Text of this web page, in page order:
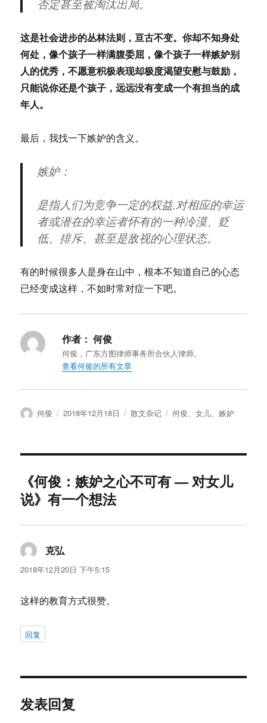
否定甚至被淘汰出局。
这是社会进步的丛林法则，亘古不变。你却不知身处
何处，像个孩子一样满腹委屈，像个孩子一样嫉妒别
人的优秀，不愿意积极表现却极度渴望安慰与鼓励，
只能说你还是个孩子，远远没有变成一个有担当的成
年人。
最后，我找一下嫉妒的含义。
嫉妒：
是指人们为竞争一定的权益,对相应的幸运
者或潜在的幸运者怀有的一种冷漠、贬
低、排斥、甚至是敌视的心理状态。
有的时候很多人是身在山中，根本不知道自己的心态
已经变成这样，不如时常对症一下吧。
作者： 何俊
何俊，广东方图律师事务所合伙人律师。
查看何俊的所有文章
作
何俊
发
2018年12月18日
分
散文杂记
标
何俊、女儿、嫉妒
《何俊：嫉妒之心不可有 — 对女儿
说》有一个想法
克弘
道：
2018年12月20日 下午5:15
这样的教育方式很赞。
回复
发表回复